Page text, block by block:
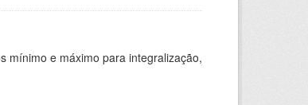
mínimo e máximo para integralização,